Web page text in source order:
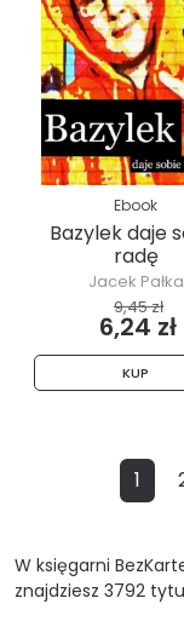
Ebook
Bazylek daje
radę
Jacek Pałka
9,45 zł
6,24 zł
KUP
1
W księgarni
znajdziesz 3792